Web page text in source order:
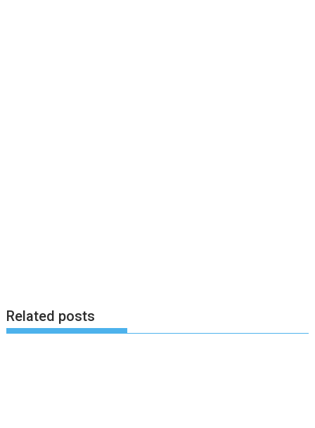
Related posts